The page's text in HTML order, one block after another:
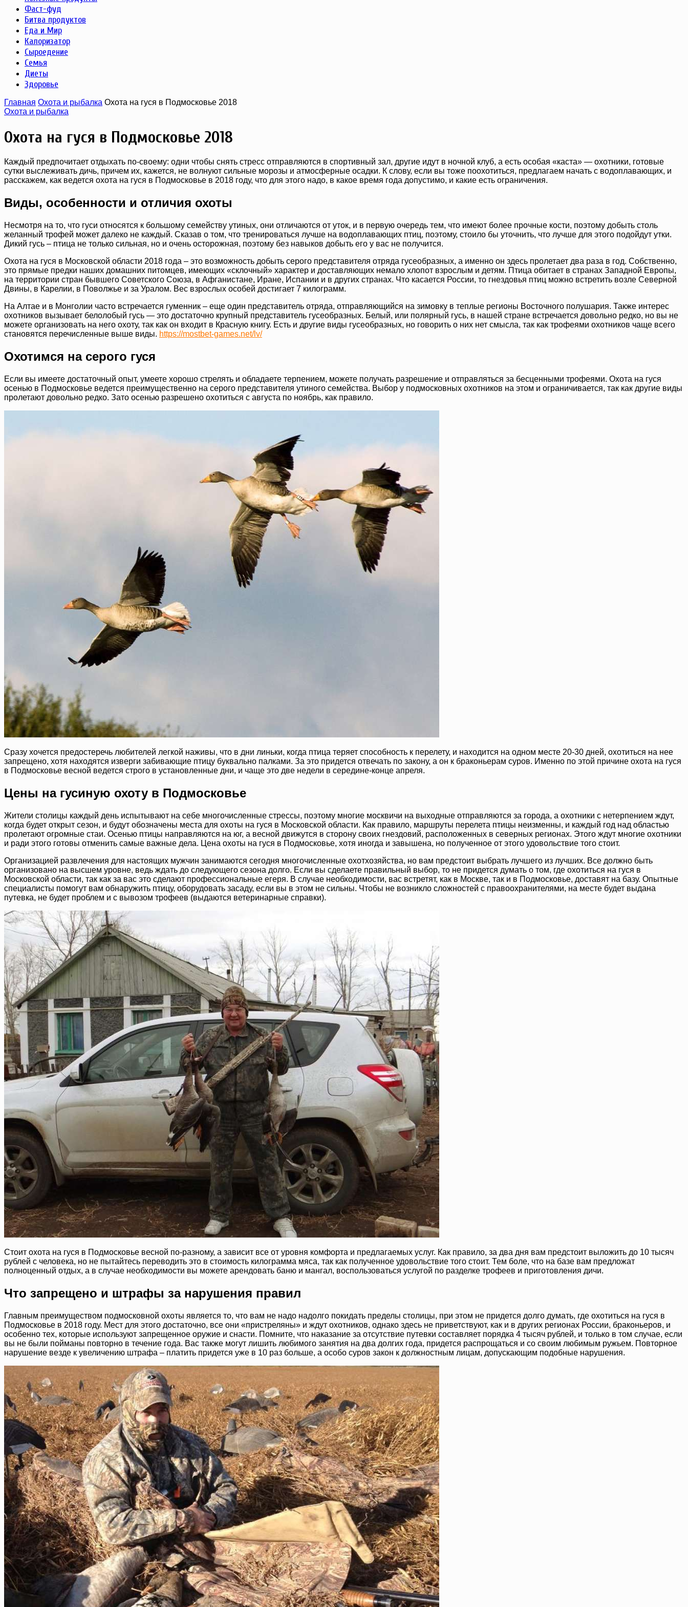
Фаст-фуд
Битва продуктов
Еда и Мир
Калоризатор
Сыроедение
Семья
Диеты
Здоровье
Главная Охота и рыбалка Охота на гуся в Подмосковье 2018
Охота и рыбалка
Охота на гуся в Подмосковье 2018
Каждый предпочитает отдыхать по-своему: одни чтобы снять стресс отправляются в спортивный зал, другие идут в ночной клуб, а есть особая «каста» — охотники, готовые
сутки выслеживать дичь, причем их, кажется, не волнуют сильные морозы и атмосферные осадки. К слову, если вы тоже поохотиться, предлагаем начать с водоплавающих, и
расскажем, как ведется охота на гуся в Подмосковье в 2018 году, что для этого надо, в какое время года допустимо, и какие есть ограничения.
Виды, особенности и отличия охоты
Несмотря на то, что гуси относятся к большому семейству утиных, они отличаются от уток, и в первую очередь тем, что имеют более прочные кости, поэтому добыть столь
желанный трофей может далеко не каждый. Сказав о том, что тренироваться лучше на водоплавающих птиц, поэтому, стоило бы уточнить, что лучше для этого подойдут утки.
Дикий гусь – птица не только сильная, но и очень осторожная, поэтому без навыков добыть его у вас не получится.
Охота на гуся в Московской области 2018 года – это возможность добыть серого представителя отряда гусеобразных, а именно он здесь пролетает два раза в год. Собственно,
это прямые предки наших домашних питомцев, имеющих «склочный» характер и доставляющих немало хлопот взрослым и детям. Птица обитает в странах Западной Европы,
на территории стран бывшего Советского Союза, в Афганистане, Иране, Испании и в других странах. Что касается России, то гнездовья птиц можно встретить возле Северной
Двины, в Карелии, в Поволжье и за Уралом. Вес взрослых особей достигает 7 килограмм.
На Алтае и в Монголии часто встречается гуменник – еще один представитель отряда, отправляющийся на зимовку в теплые регионы Восточного полушария. Также интерес
охотников вызывает белолобый гусь — это достаточно крупный представитель гусеобразных. Белый, или полярный гусь, в нашей стране встречается довольно редко, но вы не
можете организовать на него охоту, так как он входит в Красную книгу. Есть и другие виды гусеобразных, но говорить о них нет смысла, так как трофеями охотников чаще всего
становятся перечисленные выше виды. https://mostbet-games.net/lv/
Охотимся на серого гуся
Если вы имеете достаточный опыт, умеете хорошо стрелять и обладаете терпением, можете получать разрешение и отправляться за бесценными трофеями. Охота на гуся
осенью в Подмосковье ведется преимущественно на серого представителя утиного семейства. Выбор у подмосковных охотников на этом и ограничивается, так как другие виды
пролетают довольно редко. Зато осенью разрешено охотиться с августа по ноябрь, как правило.
Сразу хочется предостеречь любителей легкой наживы, что в дни линьки, когда птица теряет способность к перелету, и находится на одном месте 20-30 дней, охотиться на нее
запрещено, хотя находятся изверги забивающие птицу буквально палками. За это придется отвечать по закону, а он к браконьерам суров. Именно по этой причине охота на гуся
в Подмосковье весной ведется строго в установленные дни, и чаще это две недели в середине-конце апреля.
Цены на гусиную охоту в Подмосковье
Жители столицы каждый день испытывают на себе многочисленные стрессы, поэтому многие москвичи на выходные отправляются за города, а охотники с нетерпением ждут,
когда будет открыт сезон, и будут обозначены места для охоты на гуся в Московской области. Как правило, маршруты перелета птицы неизменны, и каждый год над областью
пролетают огромные стаи. Осенью птицы направляются на юг, а весной движутся в сторону своих гнездовий, расположенных в северных регионах. Этого ждут многие охотники
и ради этого готовы отменить самые важные дела. Цена охоты на гуся в Подмосковье, хотя иногда и завышена, но полученное от этого удовольствие того стоит.
Организацией развлечения для настоящих мужчин занимаются сегодня многочисленные охотхозяйства, но вам предстоит выбрать лучшего из лучших. Все должно быть
организовано на высшем уровне, ведь ждать до следующего сезона долго. Если вы сделаете правильный выбор, то не придется думать о том, где охотиться на гуся в
Московской области, так как за вас это сделают профессиональные егеря. В случае необходимости, вас встретят, как в Москве, так и в Подмосковье, доставят на базу. Опытные
специалисты помогут вам обнаружить птицу, оборудовать засаду, если вы в этом не сильны. Чтобы не возникло сложностей с правоохранителями, на месте будет выдана
путевка, не будет проблем и с вывозом трофеев (выдаются ветеринарные справки).
Стоит охота на гуся в Подмосковье весной по-разному, а зависит все от уровня комфорта и предлагаемых услуг. Как правило, за два дня вам предстоит выложить до 10 тысяч
рублей с человека, но не пытайтесь переводить это в стоимость килограмма мяса, так как полученное удовольствие того стоит. Тем боле, что на базе вам предложат
полноценный отдых, а в случае необходимости вы можете арендовать баню и мангал, воспользоваться услугой по разделке трофеев и приготовления дичи.
Что запрещено и штрафы за нарушения правил
Главным преимуществом подмосковной охоты является то, что вам не надо надолго покидать пределы столицы, при этом не придется долго думать, где охотиться на гуся в
Подмосковье в 2018 году. Мест для этого достаточно, все они «пристреляны» и ждут охотников, однако здесь не приветствуют, как и в других регионах России, браконьеров, и
особенно тех, которые используют запрещенное оружие и снасти. Помните, что наказание за отсутствие путевки составляет порядка 4 тысяч рублей, и только в том случае, если
вы не были пойманы повторно в течение года. Вас также могут лишить любимого занятия на два долгих года, придется распрощаться и со своим любимым ружьем. Повторное
нарушение везде к увеличению штрафа – платить придется уже в 10 раз больше, а особо суров закон к должностным лицам, допускающим подобные нарушения.